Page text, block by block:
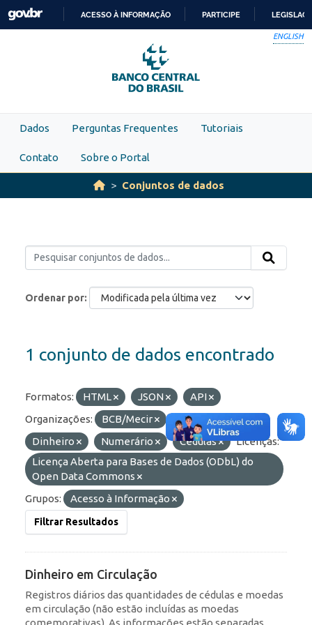
Skip to main content
PARA
O
CONTEÚDO
ACESSO À INFORMAÇÃO PARTICIPE
ENGLISH
Dados Perguntas Frequentes Tutoriais
Contato Sobre o Portal
Conjuntos de dados
Ordenar por
1 conjunto de dados encontrado
Formatos: HTML JSON
API
Organizações:
BCB/Mecir
Etiquetas:
Dinheiro
Numerário Cédulas
Licenças:
Licença Aberta para Bases de Dados (ODbL) do
Open Data Commons
Grupos:
Acesso à Informação
Filtrar Resultados
Dinheiro em Circulação
Registros diários das quantidades de cédulas e moedas
em circulação (não estão incluídas as moedas